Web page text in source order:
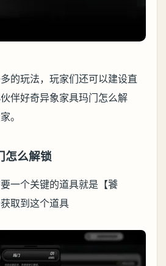
的玩法，玩家们还可以建设直
伴好奇异象家具玛门怎么解
。
怎么解锁
一个关键的道具就是【饕
取到这个道具